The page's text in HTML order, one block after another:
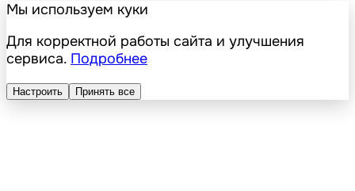
Мы используем куки
Для корректной работы сайта и улучшения
сервиса. Подробнее
Настроить Принять все